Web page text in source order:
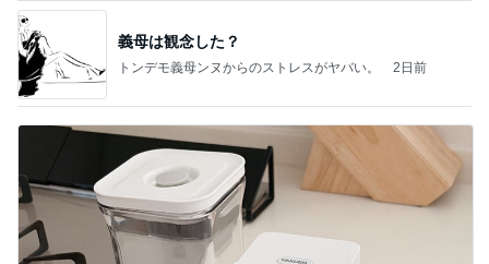
義母は観念した？
トンデモ義母ンヌからのストレスがヤバい。 2日前